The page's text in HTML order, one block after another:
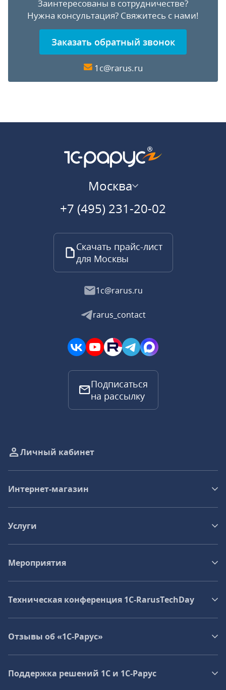
Заинтересованы в сотрудничестве?
Нужна консультация? Свяжитесь с нами!
Заказать обратный звонок
1c@rarus.ru
Москва
+7 (495) 231-20-02
Скачать прайс-лист
для Москвы
1c@rarus.ru
rarus_contact
Подписаться
на рассылку
Личный кабинет
Интернет-магазин
Услуги
Мероприятия
Техническая конференция 1C‑RarusTechDay
Отзывы об «1С-Рарус»
Поддержка решений 1С и 1С‑Рарус